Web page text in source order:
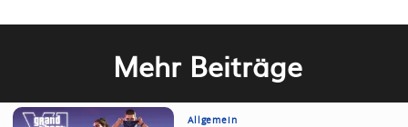
Mehr Beiträge
Allgemein